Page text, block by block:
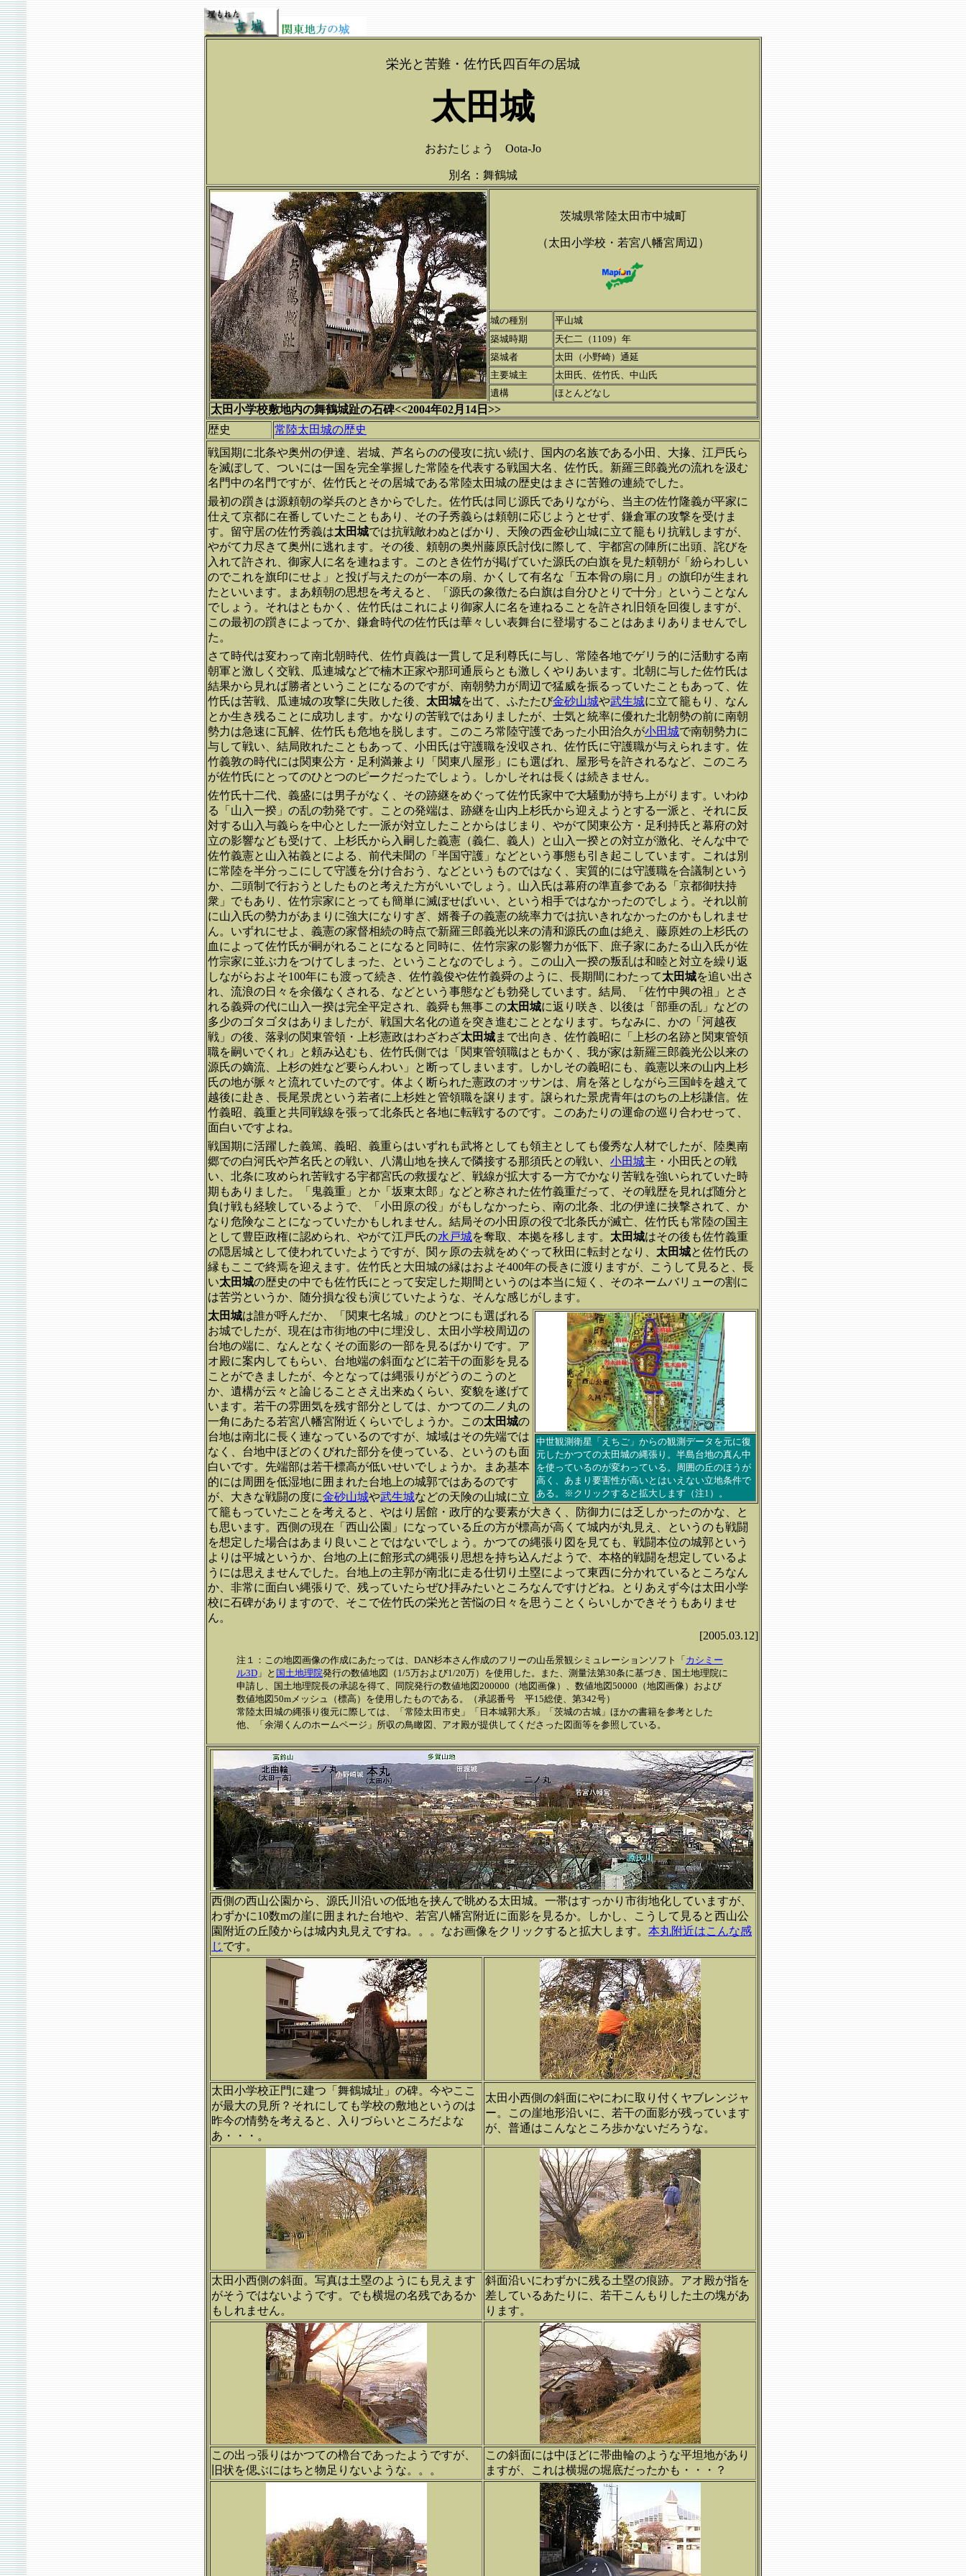
栄光と苦難・佐竹氏四百年の居城
太田城
おおたじょう Oota-Jo
別名：舞鶴城
茨城県常陸太田市中城町
（太田小学校・若宮八幡宮周辺）
城の種別
平山城
築城時期
天仁二（1109）年
築城者
太田（小野崎）通延
主要城主
太田氏、佐竹氏、中山氏
遺構
ほとんどなし
太田小学校敷地内の舞鶴城趾の石碑<<2004年02月14日>>
歴史
常陸太田城の歴史
戦国期に北条や奥州の伊達、岩城、芦名らのの侵攻に抗い続け、国内の名族である小田、大掾、江戸氏ら
を滅ぼして、ついには一国を完全掌握した常陸を代表する戦国大名、佐竹氏。新羅三郎義光の流れを汲む
名門中の名門ですが、佐竹氏とその居城である常陸太田城の歴史はまさに苦難の連続でした。
最初の躓きは源頼朝の挙兵のときからでした。佐竹氏は同じ源氏でありながら、当主の佐竹隆義が平家に
仕えて京都に在番していたこともあり、その子秀義らは頼朝に応じようとせず、鎌倉軍の攻撃を受けま
す。留守居の佐竹秀義は太田城では抗戦敵わぬとばかり、天険の西金砂山城に立て籠もり抗戦しますが、
やがて力尽きて奥州に逃れます。その後、頼朝の奥州藤原氏討伐に際して、宇都宮の陣所に出頭、詫びを
入れて許され、御家人に名を連ねます。このとき佐竹が掲げていた源氏の白旗を見た頼朝が「紛らわしい
のでこれを旗印にせよ」と投げ与えたのが一本の扇、かくして有名な「五本骨の扇に月」の旗印が生まれ
たといいます。まあ頼朝の思想を考えると、「源氏の象徴たる白旗は自分ひとりで十分」ということなん
でしょう。それはともかく、佐竹氏はこれにより御家人に名を連ねることを許され旧領を回復しますが、
この最初の躓きによってか、鎌倉時代の佐竹氏は華々しい表舞台に登場することはあまりありませんでし
た。
さて時代は変わって南北朝時代、佐竹貞義は一貫して足利尊氏に与し、常陸各地でゲリラ的に活動する南
朝軍と激しく交戦、瓜連城などで楠木正家や那珂通辰らとも激しくやりあいます。北朝に与した佐竹氏は
結果から見れば勝者ということになるのですが、南朝勢力が周辺で猛威を振るっていたこともあって、佐
竹氏は苦戦、瓜連城の攻撃に失敗した後、 太田城を出て、ふたたび金砂山城や武生城に立て籠もり、なん
とか生き残ることに成功します。かなりの苦戦ではありましたが、士気と統率に優れた北朝勢の前に南朝
勢力は急速に瓦解、佐竹氏も危地を脱します。このころ常陸守護であった小田治久が小田城で南朝勢力に
与して戦い、結局敗れたこともあって、小田氏は守護職を没収され、佐竹氏に守護職が与えられます。佐
竹義敦の時代には関東公方・足利満兼より「関東八屋形」にも選ばれ、屋形号を許されるなど、このころ
が佐竹氏にとってのひとつのピークだったでしょう。しかしそれは長くは続きません。
佐竹氏十二代、義盛には男子がなく、その跡継をめぐって佐竹氏家中で大騒動が持ち上がります。いわゆ
る「山入一揆」の乱の勃発です。ことの発端は、跡継を山内上杉氏から迎えようとする一派と、それに反
対する山入与義らを中心とした一派が対立したことからはじまり、やがて関東公方・足利持氏と幕府の対
立の影響なども受けて、上杉氏から入嗣した義憲（義仁、義人）と山入一揆との対立が激化、そんな中で
佐竹義憲と山入祐義とによる、前代未聞の「半国守護」などという事態も引き起こしています。これは別
に常陸を半分っこにして守護を分け合おう、などというものではなく、実質的には守護職を合議制という
か、二頭制で行おうとしたものと考えた方がいいでしょう。山入氏は幕府の準直参である「京都御扶持
衆」でもあり、佐竹宗家にとっても簡単に滅ぼせばいい、という相手ではなかったのでしょう。それ以前
に山入氏の勢力があまりに強大になりすぎ、婿養子の義憲の統率力では抗いきれなかったのかもしれませ
ん。いずれにせよ、義憲の家督相続の時点で新羅三郎義光以来の清和源氏の血は絶え、藤原姓の上杉氏の
血によって佐竹氏が嗣がれることになると同時に、佐竹宗家の影響力が低下、庶子家にあたる山入氏が佐
竹宗家に並ぶ力をつけてしまった、ということなのでしょう。この山入一揆の叛乱は和睦と対立を繰り返
しながらおよそ100年にも渡って続き、佐竹義俊や佐竹義舜のように、長期間にわたって太田城を追い出さ
れ、流浪の日々を余儀なくされる、などという事態なども勃発しています。結局、「佐竹中興の祖」とさ
れる義舜の代に山入一揆は完全平定され、義舜も無事この太田城に返り咲き、以後は「部垂の乱」などの
多少のゴタゴタはありましたが、戦国大名化の道を突き進むこととなります。ちなみに、かの「河越夜
戦」の後、落剥の関東管領・上杉憲政はわざわざ太田城まで出向き、佐竹義昭に「上杉の名跡と関東管領
職を嗣いでくれ」と頼み込むも、佐竹氏側では「関東管領職はともかく、我が家は新羅三郎義光公以来の
源氏の嫡流、上杉の姓など要らんわい」と断ってしまいます。しかしその義昭にも、義憲以来の山内上杉
氏の地が脈々と流れていたのです。体よく断られた憲政のオッサンは、肩を落としながら三国峠を越えて
越後に赴き、長尾景虎という若者に上杉姓と管領職を譲ります。譲られた景虎青年はのちの上杉謙信。佐
竹義昭、義重と共同戦線を張って北条氏と各地に転戦するのです。このあたりの運命の巡り合わせって、
面白いですよね。
戦国期に活躍した義篤、義昭、義重らはいずれも武将としても領主としても優秀な人材でしたが、陸奥南
郷での白河氏や芦名氏との戦い、八溝山地を挟んで隣接する那須氏との戦い、 小田城主・小田氏との戦
い、北条に攻められ苦戦する宇都宮氏の救援など、戦線が拡大する一方でかなり苦戦を強いられていた時
期もありました。「鬼義重」とか「坂東太郎」などと称された佐竹義重だって、その戦歴を見れば随分と
負け戦も経験しているようで、「小田原の役」がもしなかったら、南の北条、北の伊達に挟撃されて、か
なり危険なことになっていたかもしれません。結局その小田原の役で北条氏が滅亡、佐竹氏も常陸の国主
として豊臣政権に認められ、やがて江戸氏の水戸城を奪取、本拠を移します。 太田城はその後も佐竹義重
の隠居城として使われていたようですが、関ヶ原の去就をめぐって秋田に転封となり、 太田城と佐竹氏の
縁もここで終焉を迎えます。佐竹氏と大田城の縁はおよそ400年の長きに渡りますが、こうして見ると、長
い太田城の歴史の中でも佐竹氏にとって安定した期間というのは本当に短く、そのネームバリューの割に
は苦労というか、随分損な役も演じていたような、そんな感じがします。
中世観測衛星「えちご」からの観測データを元に復
元したかつての太田城の縄張り。半島台地の真ん中
を使っているのが変わっている。周囲の丘のほうが
高く、あまり要害性が高いとはいえない立地条件で
ある。※クリックすると拡大します（注1）。
太田城は誰が呼んだか、「関東七名城」のひとつにも選ばれる
お城でしたが、現在は市街地の中に埋没し、太田小学校周辺の
台地の端に、なんとなくその面影の一部を見るばかりです。ア
オ殿に案内してもらい、台地端の斜面などに若干の面影を見る
ことができましたが、今となっては縄張りがどうのこうのと
か、遺構が云々と論じることさえ出来ぬくらい、変貌を遂げて
います。若干の雰囲気を残す部分としては、かつての二ノ丸の
一角にあたる若宮八幡宮附近くらいでしょうか。この太田城の
台地は南北に長く連なっているのですが、城域はその先端では
なく、台地中ほどのくびれた部分を使っている、というのも面
白いです。先端部は若干標高が低いせいでしょうか。まあ基本
的には周囲を低湿地に囲まれた台地上の城郭ではあるのです
が、大きな戦闘の度に金砂山城や武生城などの天険の山城に立
て籠もっていたことを考えると、やはり居館・政庁的な要素が大きく、防御力には乏しかったのかな、と
も思います。西側の現在「西山公園」になっている丘の方が標高が高くて城内が丸見え、というのも戦闘
を想定した場合はあまり良いことではないでしょう。かつての縄張り図を見ても、戦闘本位の城郭という
よりは平城というか、台地の上に館形式の縄張り思想を持ち込んだようで、本格的戦闘を想定しているよ
うには思えませんでした。台地上の主郭が南北に走る仕切り土塁によって東西に分かれているところなん
か、非常に面白い縄張りで、残っていたらぜひ拝みたいところなんですけどね。とりあえず今は太田小学
校に石碑がありますので、そこで佐竹氏の栄光と苦悩の日々を思うことくらいしかできそうもありませ
ん。
[2005.03.12]
注１：この地図画像の作成にあたっては、DAN杉本さん作成のフリーの山岳景観シミュレーションソフト「 カシミー
ル3D 」と 国土地理院発行の数値地図（1/5万および1/20万）を使用した。また、測量法第30条に基づき、国土地理院に
申請し、国土地理院長の承認を得て、同院発行の数値地図200000（地図画像）、数値地図50000（地図画像）および
数値地図50mメッシュ（標高）を使用したものである。（承認番号 平15総使、第342号）
常陸太田城の縄張り復元に際しては、「常陸太田市史」「日本城郭大系」「茨城の古城」ほかの書籍を参考とした
他、「余湖くんのホームページ」所収の鳥瞰図、アオ殿が提供してくださった図面等を参照している。
西側の西山公園から、源氏川沿いの低地を挟んで眺める太田城。一帯はすっかり市街地化していますが、
わずかに10数mの崖に囲まれた台地や、若宮八幡宮附近に面影を見るか。しかし、こうして見ると西山公
園附近の丘陵からは城内丸見えですね。。。なお画像をクリックすると拡大します。 本丸附近はこんな感
じです。
太田小学校正門に建つ「舞鶴城址」の碑。今やここ
が最大の見所？それにしても学校の敷地というのは
昨今の情勢を考えると、入りづらいところだよな
あ・・・。
太田小西側の斜面にやにわに取り付くヤブレンジャ
ー。この崖地形沿いに、若干の面影が残っています
が、普通はこんなところ歩かないだろうな。
太田小西側の斜面。写真は土塁のようにも見えます
がそうではないようです。でも横堀の名残であるか
もしれません。
斜面沿いにわずかに残る土塁の痕跡。アオ殿が指を
差しているあたりに、若干こんもりした土の塊があ
ります。
この出っ張りはかつての櫓台であったようですが、
旧状を偲ぶにはちと物足りないような。。。
この斜面には中ほどに帯曲輪のような平坦地があり
ますが、これは横堀の堀底だったかも・・・？